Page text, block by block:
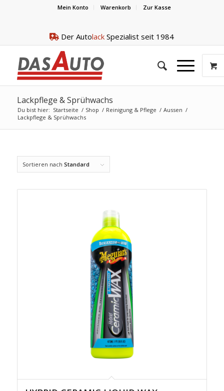
Mein Konto Warenkorb Zur Kasse
Der Autolack Spezialist seit 1984
Lackpflege & Sprühwachs
Du bist hier: Startseite / Shop / Reinigung & Pflege / Aussen /
Lackpflege & Sprühwachs
Sortieren nach Standard